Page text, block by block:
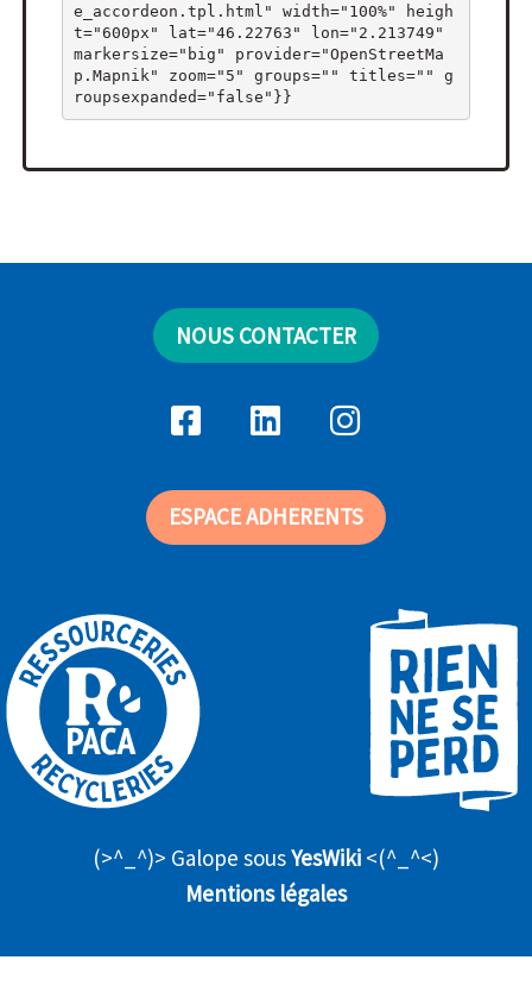
e_accordeon.tpl.html" width="100%" heigh
t="600px" lat="46.22763" lon="2.213749"
markersize="big" provider="OpenStreetMa
p.Mapnik" zoom="5" groups="" titles="" g
roupsexpanded="false"}}
NOUS CONTACTER
ESPACE ADHERENTS
(>^_^)> Galope sousYesWiki <(^_^<)
Mentions légales